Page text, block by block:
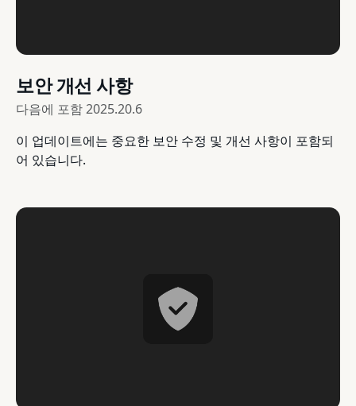
보안 개선 사항
다음에 포함2025.20.6
이 업데이트에는 중요한 보안 수정 및 개선 사항이 포함되
어 있습니다.